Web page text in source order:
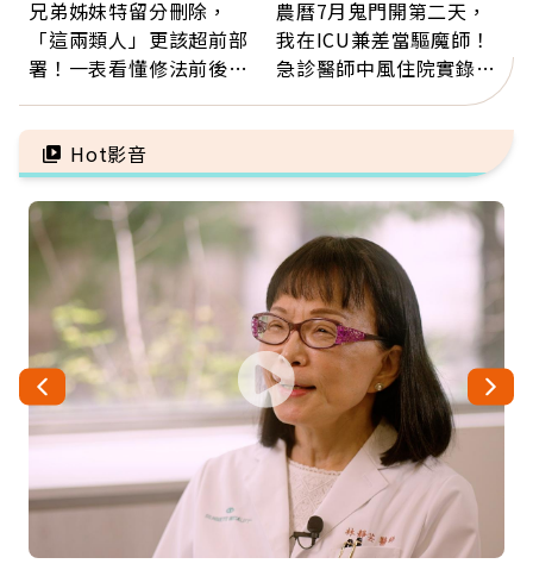
兄弟姊妹特留分刪除，
「這兩類人」更該超前部
署！一表看懂修法前後差
更多
農曆7月鬼門開第二天，
我在ICU兼差當驅魔師！
急診醫師中風住院實錄：
Hot影音